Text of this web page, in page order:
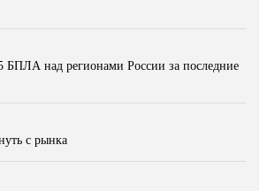
над регионами России за последние
с рынка